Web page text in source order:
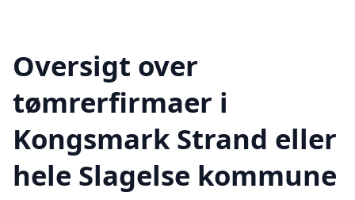
Oversigt over
tømrerfirmaer i
Kongsmark Strand eller
hele Slagelse kommune